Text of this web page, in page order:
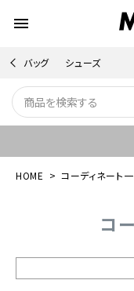
menu
バッグ シューズ
HOME コーディネート
コ